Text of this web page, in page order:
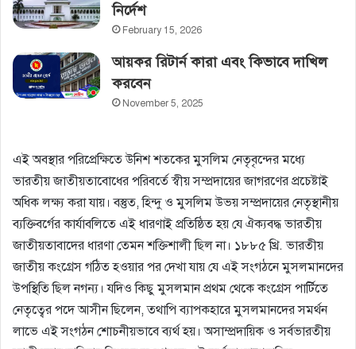
নির্দেশ
February 15, 2026
আয়কর রিটার্ন কারা এবং কিভাবে দাখিল
করবেন
November 5, 2025
এই অবস্থার পরিপ্রেক্ষিতে উনিশ শতকের মুসলিম নেতৃবৃন্দের মধ্যে
ভারতীয় জাতীয়তাবােধের পরিবর্তে স্বীয় সম্প্রদায়ের জাগরণের প্রচেষ্টাই
অধিক লক্ষ্য করা যায়। বস্তুত, হিন্দু ও মুসলিম উভয় সম্প্রদায়ের নেতৃস্থানীয়
ব্যক্তিবর্গের কার্যাবলিতে এই ধারণাই প্রতিষ্ঠিত হয় যে ঐক্যবদ্ধ ভারতীয়
জাতীয়তাবাদের ধারণা তেমন শক্তিশালী ছিল না। ১৮৮৫ খ্রি. ভারতীয়
জাতীয় কংগ্রেস গঠিত হওয়ার পর দেখা যায় যে এই সংগঠনে মুসলমানদের
উপস্থিতি ছিল নগন্য। যদিও কিছু মুসলমান প্রথম থেকে কংগ্রেস পার্টিতে
নেতৃত্বের পদে আসীন ছিলেন, তথাপি ব্যাপকহারে মুসলমানদের সমর্থন
লাভে এই সংগঠন শােচনীয়ভাবে ব্যর্থ হয়। অসাম্প্রদায়িক ও সর্বভারতীয়